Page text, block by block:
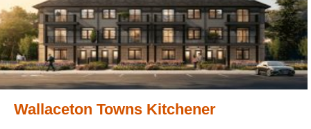
Wallaceton Towns Kitchener